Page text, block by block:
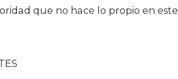
que no hace lo propio en este